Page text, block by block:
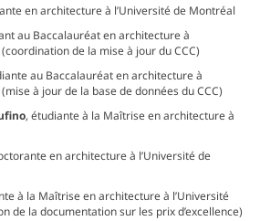
en architecture à l’Université de Montréal
au Baccalauréat en architecture à
de la mise à jour du CCC)
au Baccalauréat en architecture à
à jour de la base de données du CCC)
, étudiante à la Maîtrise en architecture à
en architecture à l’Université de
à la Maîtrise en architecture à l’Université
de la documentation sur les prix d’excellence)